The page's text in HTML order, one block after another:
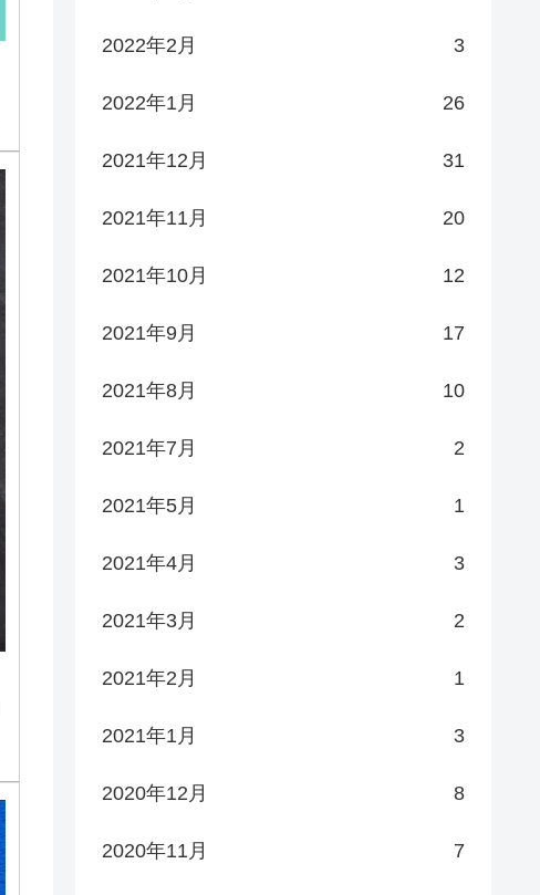
2022年2月 3
2022年1月 26
2021年12月 31
2021年11月 20
2021年10月 12
2021年9月 17
2021年8月 10
2021年7月 2
2021年5月 1
2021年4月 3
2021年3月 2
2021年2月 1
2021年1月 3
2020年12月 8
2020年11月 7